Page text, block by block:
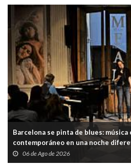
Barcelona se pinta de blues:
contemporáneo en una noche
06 de Ago de 2026